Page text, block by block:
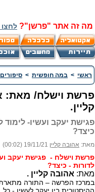
מה זה אתר "פרשן"?
ראשי > במה חופשית >
פרשת וישלח/ מאת:
קליין.
פגישת יעקב ועשיו- לימוד
כיצד?
מאת: אהובה קליין 19/11/21 (00:02)
פרשת וישלח - פגישת יעקב
לדורות - כיצד?
מאת: אהובה קליין .
במרכז הפרשה – התורה